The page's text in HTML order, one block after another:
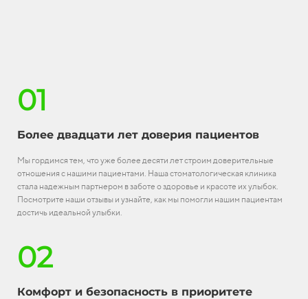
01
Более двадцати лет доверия пациентов
Мы гордимся тем, что уже более десяти лет строим доверительные
отношения с нашими пациентами. Наша стоматологическая клиника
стала надежным партнером в заботе о здоровье и красоте их улыбок.
Посмотрите наши отзывы и узнайте, как мы помогли нашим пациентам
достичь идеальной улыбки.
02
Комфорт и безопасность в приоритете